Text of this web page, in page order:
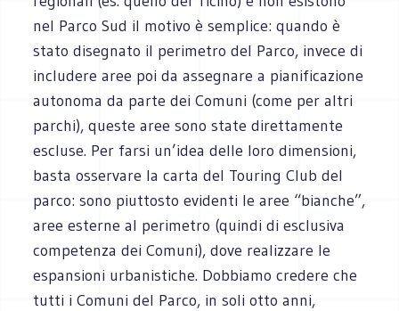
nel Parco Sud il motivo è semplice: quando è
stato disegnato il perimetro del Parco, invece di
includere aree poi da assegnare a pianificazione
autonoma da parte dei Comuni (come per altri
parchi), queste aree sono state direttamente
escluse. Per farsi un’idea delle loro dimensioni,
basta osservare la carta del Touring Club del
parco: sono piuttosto evidenti le aree “bianche”,
aree esterne al perimetro (quindi di esclusiva
competenza dei Comuni), dove realizzare le
espansioni urbanistiche. Dobbiamo credere che
tutti i Comuni del Parco, in soli otto anni,